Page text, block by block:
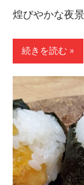
煌びやかな夜
続きを読む